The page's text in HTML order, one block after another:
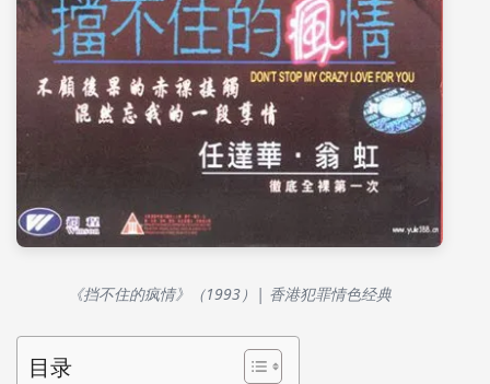
《挡不住的疯情》（1993）| 香港犯罪情色经典
目录